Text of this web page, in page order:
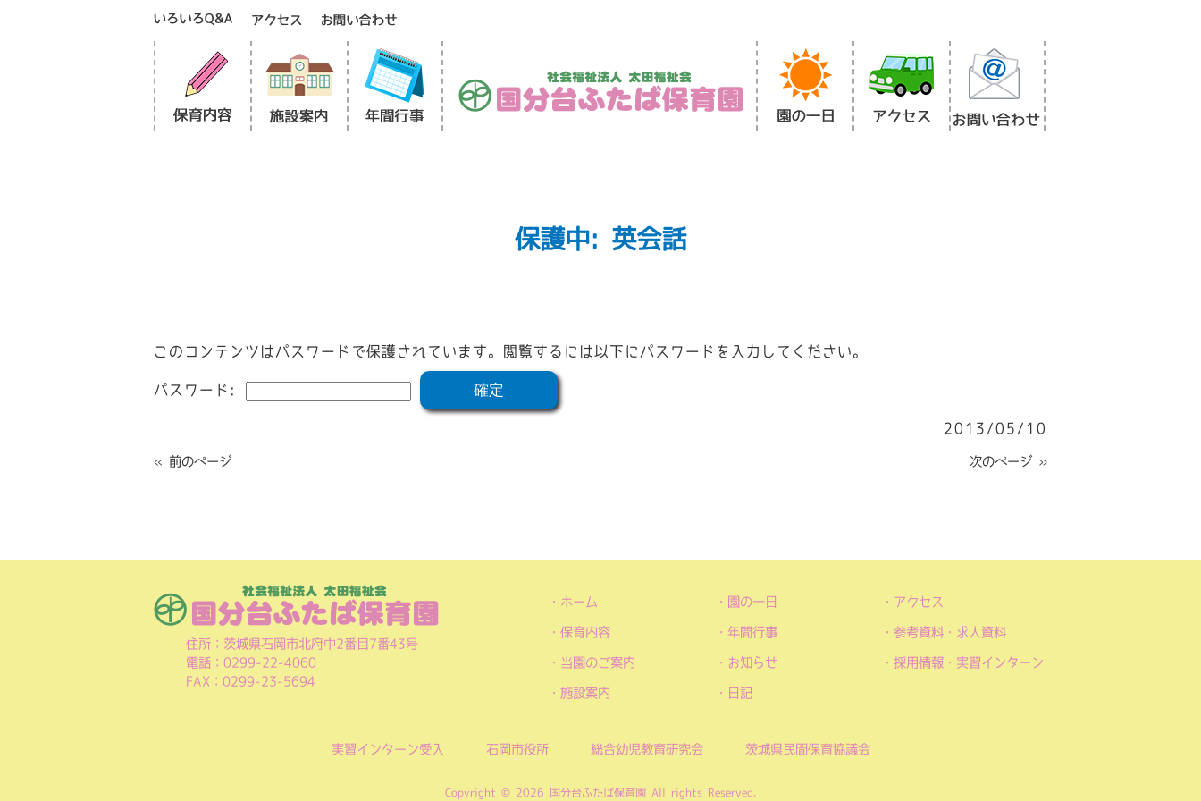
保護中: 英会話
このコンテンツはパスワードで保護されています。閲覧するには以下にパスワードを入力してください。
パスワード:
2013/05/10
« 前のページ 次のページ »
住所：茨城県石岡市北府中2番目7番43号
電話：0299-22-4060
FAX：0299-23-5694
ホーム
保育内容
当園のご案内
施設案内
園の一日
年間行事
お知らせ
日記
アクセス
参考資料・求人資料
採用情報・実習インターン
実習インターン受入 石岡市役所 総合幼児教育研究会 茨城県民間保育協議会
Copyright © 2026 国分台ふたば保育園 All rights Reserved.